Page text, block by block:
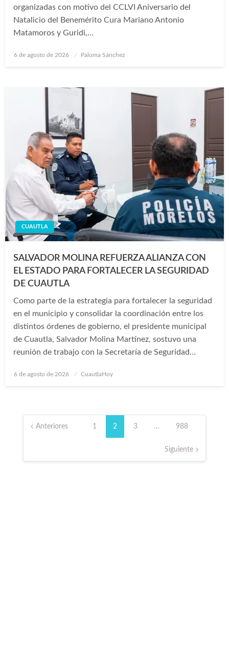
organizadas con motivo del CCLVI Aniversario del
Natalicio del Benemérito Cura Mariano Antonio
Matamoros y Guridi,…
Publicado
6 de agosto de 2026 Paloma Sánchez
CUAUTLA
SALVADOR MOLINA REFUERZA ALIANZA CON
EL ESTADO PARA FORTALECER LA SEGURIDAD
DE CUAUTLA
Como parte de la estrategia para fortalecer la seguridad
en el municipio y consolidar la coordinación entre los
distintos órdenes de gobierno, el presidente municipal
de Cuautla, Salvador Molina Martínez, sostuvo una
reunión de trabajo con la Secretaría de Seguridad…
Publicado
6 de agosto de 2026 CuautlaHoy
Paginación
de Anteriores 1 2 3 … 988
Siguiente